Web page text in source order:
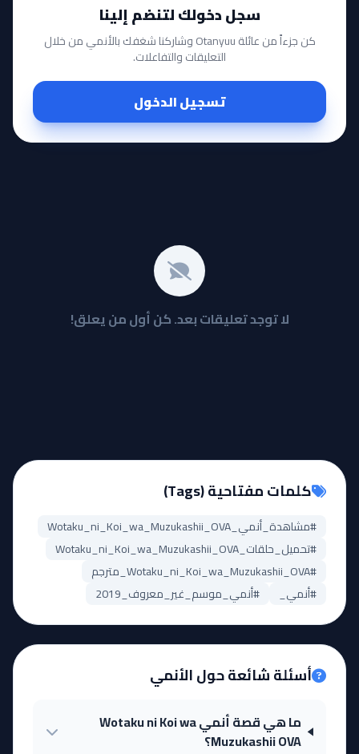
سجل دخولك لتنضم إلينا
كن جزءاً من عائلة Otanyuu وشاركنا شغفك بالأنمي من خلال
التعليقات والتفاعلات.
تسجيل الدخول
لا توجد تعليقات بعد. كن أول من يعلق!
كلمات مفتاحية (Tags)
#مشاهدة_أنمي_Wotaku_ni_Koi_wa_Muzukashii_OVA
#تحميل_حلقات_Wotaku_ni_Koi_wa_Muzukashii_OVA
#Wotaku_ni_Koi_wa_Muzukashii_OVA_مترجم
#أنمي_
#أنمي_موسم_غير_معروف_2019
أسئلة شائعة حول الأنمي
ما هي قصة أنمي Wotaku ni Koi wa
Muzukashii OVA؟